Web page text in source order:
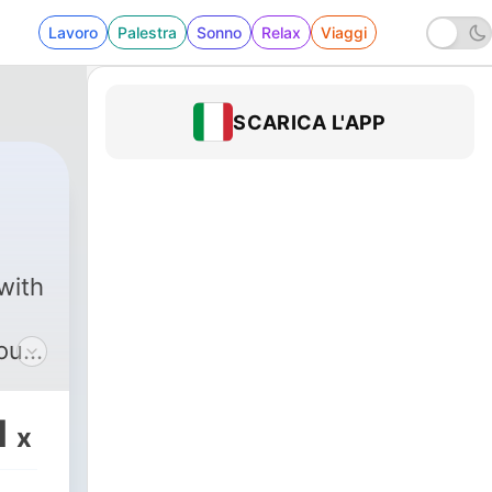
Lavoro Palestra Sonno Relax Viaggi
x
SCARICA L'APP